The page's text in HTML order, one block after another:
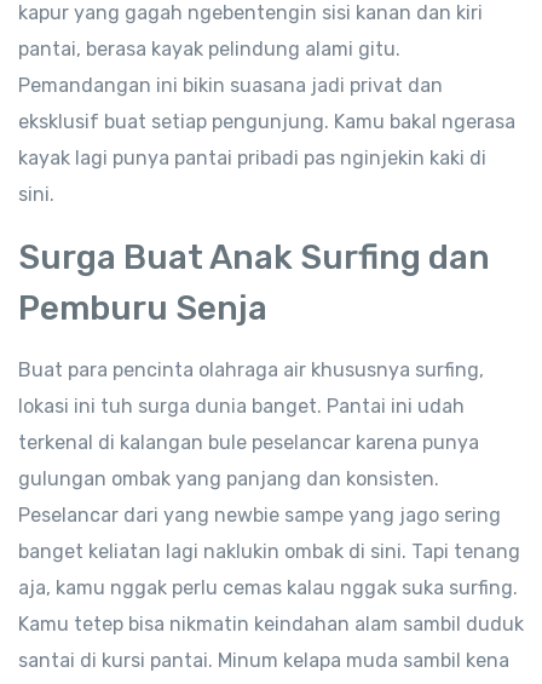
kapur yang gagah ngebentengin sisi kanan dan kiri
pantai, berasa kayak pelindung alami gitu.
Pemandangan ini bikin suasana jadi privat dan
eksklusif buat setiap pengunjung. Kamu bakal ngerasa
kayak lagi punya pantai pribadi pas nginjekin kaki di
sini.
Surga Buat Anak Surfing dan
Pemburu Senja
Buat para pencinta olahraga air khususnya surfing,
lokasi ini tuh surga dunia banget. Pantai ini udah
terkenal di kalangan bule peselancar karena punya
gulungan ombak yang panjang dan konsisten.
Peselancar dari yang newbie sampe yang jago sering
banget keliatan lagi naklukin ombak di sini. Tapi tenang
aja, kamu nggak perlu cemas kalau nggak suka surfing.
Kamu tetep bisa nikmatin keindahan alam sambil duduk
santai di kursi pantai. Minum kelapa muda sambil kena